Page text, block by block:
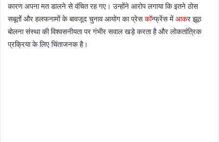
कारण अपना मत डालने से वंचित रह गए। उन्होंने आरोप लगाया कि इतने ठोस
सबूतों और हलफनामों के बावजूद चुनाव आयोग का प्रेसकॉन्फ्रेंस में आकर झूठ
बोलना संस्था की विश्वसनीयता पर गंभीर सवाल खड़े करता है और लोकतांत्रिक
प्रक्रिया के लिए चिंताजनक है।